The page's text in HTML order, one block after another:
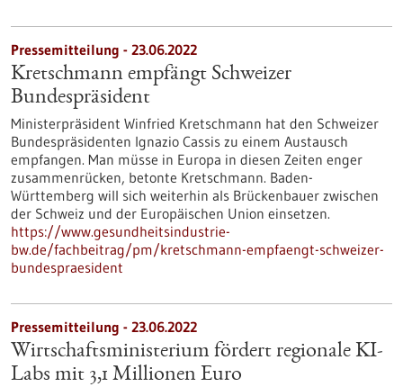
Pressemitteilung - 23.06.2022
Kretschmann empfängt Schweizer
Bundespräsident
Ministerpräsident Winfried Kretschmann hat den Schweizer
Bundespräsidenten Ignazio Cassis zu einem Austausch
empfangen. Man müsse in Europa in diesen Zeiten enger
zusammenrücken, betonte Kretschmann. Baden-
Württemberg will sich weiterhin als Brückenbauer zwischen
der Schweiz und der Europäischen Union einsetzen.
https://www.gesundheitsindustrie-
bw.de/fachbeitrag/pm/kretschmann-empfaengt-schweizer-
bundespraesident
Pressemitteilung - 23.06.2022
Wirtschaftsministerium fördert regionale KI-
Labs mit 3,1 Millionen Euro